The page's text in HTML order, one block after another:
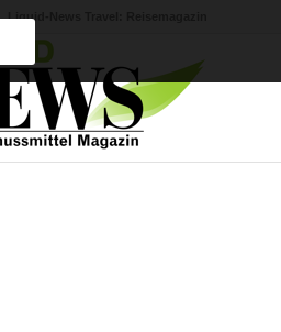
Liquid-News Travel: Reisemagazin